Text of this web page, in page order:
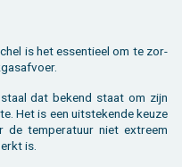
is het es­sen­ti­eel om te zor­
dat be­kend staat om zijn
Het is een uit­ste­ken­de keuze
tem­pe­ra­tuur niet ex­treem
is.